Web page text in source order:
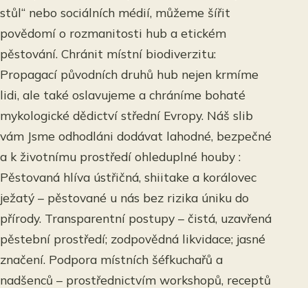
stůl“ nebo sociálních médií, můžeme šířit
povědomí o rozmanitosti hub a etickém
pěstování. Chránit místní biodiverzitu:
Propagací původních druhů hub nejen krmíme
lidi, ale také oslavujeme a chráníme bohaté
mykologické dědictví střední Evropy. Náš slib
vám Jsme odhodláni dodávat lahodné, bezpečné
a k životnímu prostředí ohleduplné houby :
Pěstovaná hlíva ústřičná, shiitake a korálovec
ježatý – pěstované u nás bez rizika úniku do
přírody. Transparentní postupy – čistá, uzavřená
pěstební prostředí; zodpovědná likvidace; jasné
značení. Podpora místních šéfkuchařů a
nadšenců – prostřednictvím workshopů, receptů